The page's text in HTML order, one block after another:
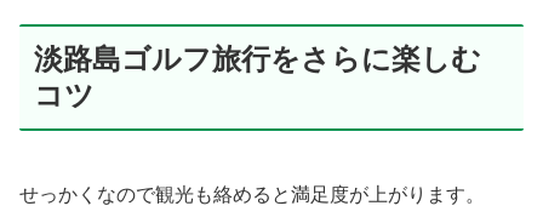
淡路島ゴルフ旅行をさらに楽しむ
コツ
せっかくなので観光も絡めると満足度が上がります。